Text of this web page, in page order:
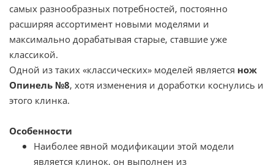
самых разнообразных потребностей, постоянно
расширяя ассортимент новыми моделями и
максимально дорабатывая старые, ставшие уже
классикой.
Одной из таких «классических» моделей является нож
Опинель №8, хотя изменения и доработки коснулись и
этого клинка.
Особенности
Наиболее явной модификации этой модели
является клинок, он выполнен из